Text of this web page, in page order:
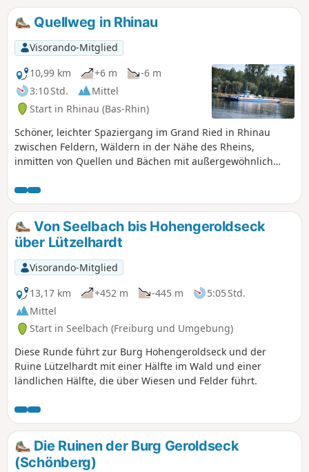
Quellweg in Rhinau
Visorando-Mitglied
10,99 km
+6 m
-6 m
3:10 Std.
Mittel
Start in Rhinau (Bas-Rhin)
Schöner, leichter Spaziergang im Grand Ried in Rhinau
zwischen Feldern, Wäldern in der Nähe des Rheins,
inmitten von Quellen und Bächen mit außergewöhnlich
Von Seelbach bis Hohengeroldseck
über Lützelhardt
Visorando-Mitglied
13,17 km
+452 m -445 m
5:05 Std.
Mittel
Start in Seelbach (Freiburg und Umgebung)
Diese Runde führt zur Burg Hohengeroldseck und der
Ruine Lützelhardt mit einer Hälfte im Wald und einer
ländlichen Hälfte, die über Wiesen und Felder führt.
Die Ruinen der Burg Geroldseck
(Schönberg)